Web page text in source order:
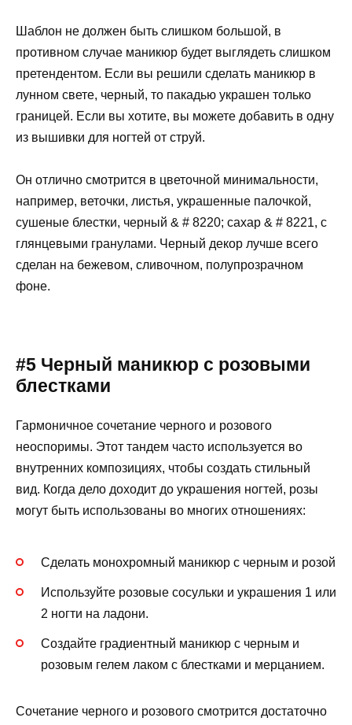
Шаблон не должен быть слишком большой, в
противном случае маникюр будет выглядеть слишком
претендентом. Если вы решили сделать маникюр в
лунном свете, черный, то пакадью украшен только
границей. Если вы хотите, вы можете добавить в одну
из вышивки для ногтей от струй.
Он отлично смотрится в цветочной минимальности,
например, веточки, листья, украшенные палочкой,
сушеные блестки, черный & # 8220; сахар & # 8221, с
глянцевыми гранулами. Черный декор лучше всего
сделан на бежевом, сливочном, полупрозрачном
фоне.
#5 Черный маникюр с розовыми
блестками
Гармоничное сочетание черного и розового
неоспоримы. Этот тандем часто используется во
внутренних композициях, чтобы создать стильный
вид. Когда дело доходит до украшения ногтей, розы
могут быть использованы во многих отношениях:
Сделать монохромный маникюр с черным и розой
Используйте розовые сосульки и украшения 1 или
2 ногти на ладони.
Создайте градиентный маникюр с черным и
розовым гелем лаком с блестками и мерцанием.
Сочетание черного и розового смотрится достаточно